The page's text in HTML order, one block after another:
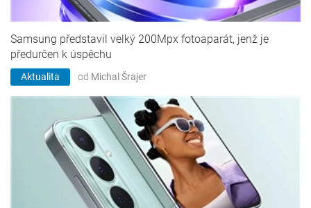
Samsung představil velký 200Mpx fotoaparát, jenž je
předurčen k úspěchu
Aktualita od Michal Šrajer